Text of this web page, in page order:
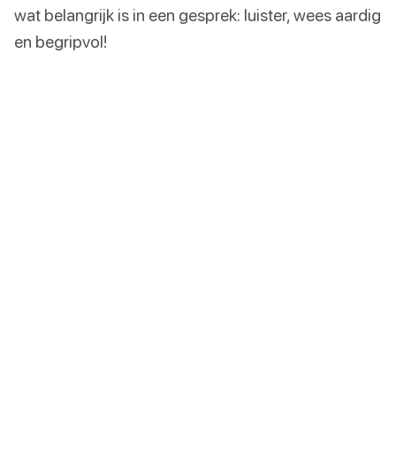
wat belangrijk is in een gesprek: luister, wees aardig
en begripvol!